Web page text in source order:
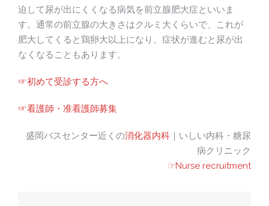
迫して尿が出にくくなる病気を前立腺肥大症といいま
す。通常の前立腺の大きさはクルミ大くらいで、これが
肥大してくると鶏卵大以上になり、症状が進むと尿が出
なくなることもあります。
☞初めて受診する方へ
☞看護師・准看護師募集
盛岡バスセンター近くの消化器内科 ｜いしい内科・糖尿
病クリニック
☞Nurse recruitment